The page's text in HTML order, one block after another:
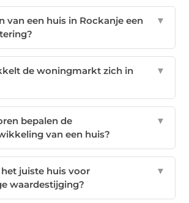
van een huis in Rockanje een
▼
de woningmarkt zich in
▼
bepalen de
van een huis?
▼
juiste huis voor
waardestijging?
▼